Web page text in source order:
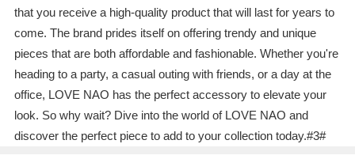
that you receive a high-quality product that will last for years to
come. The brand prides itself on offering trendy and unique
pieces that are both affordable and fashionable. Whether you're
heading to a party, a casual outing with friends, or a day at the
office, LOVE NAO has the perfect accessory to elevate your
look. So why wait? Dive into the world of LOVE NAO and
discover the perfect piece to add to your collection today.#3#